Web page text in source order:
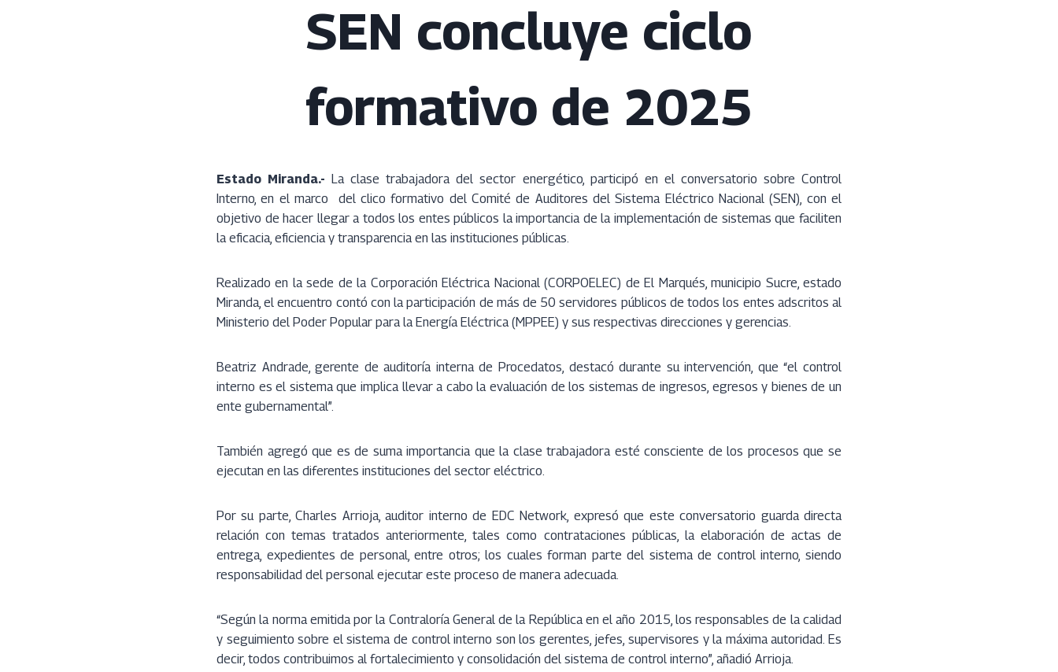
SEN concluye ciclo
formativo de 2025
Estado Miranda.- La clase trabajadora del sector energético, participó en el conversatorio sobre Control
Interno, en el marco del clico formativo del Comité de Auditores del Sistema Eléctrico Nacional (SEN), con el
objetivo de hacer llegar a todos los entes públicos la importancia de la implementación de sistemas que faciliten
la eficacia, eficiencia y transparencia en las instituciones públicas.
Realizado en la sede de la Corporación Eléctrica Nacional (CORPOELEC) de El Marqués, municipio Sucre, estado
Miranda, el encuentro contó con la participación de más de 50 servidores públicos de todos los entes adscritos al
Ministerio del Poder Popular para la Energía Eléctrica (MPPEE) y sus respectivas direcciones y gerencias.
Beatriz Andrade, gerente de auditoría interna de Procedatos, destacó durante su intervención, que “el control
interno es el sistema que implica llevar a cabo la evaluación de los sistemas de ingresos, egresos y bienes de un
ente gubernamental”.
También agregó que es de suma importancia que la clase trabajadora esté consciente de los procesos que se
ejecutan en las diferentes instituciones del sector eléctrico.
Por su parte, Charles Arrioja, auditor interno de EDC Network, expresó que este conversatorio guarda directa
relación con temas tratados anteriormente, tales como contrataciones públicas, la elaboración de actas de
entrega, expedientes de personal, entre otros; los cuales forman parte del sistema de control interno, siendo
responsabilidad del personal ejecutar este proceso de manera adecuada.
“Según la norma emitida por la Contraloría General de la República en el año 2015, los responsables de la calidad
y seguimiento sobre el sistema de control interno son los gerentes, jefes, supervisores y la máxima autoridad. Es
decir, todos contribuimos al fortalecimiento y consolidación del sistema de control interno”, añadió Arrioja.